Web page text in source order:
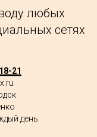
любых
сетях
21
день